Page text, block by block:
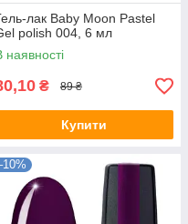
лак Baby Moon Pastel
polish 004, 6 мл
наявності
₴ 89 ₴
Купити